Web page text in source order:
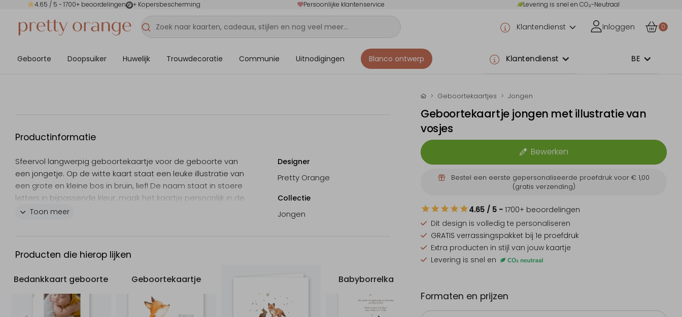
4.65 / 5 - 1700+ beoordelingen + Kopersbescherming Persoonlijke klantenservice Levering is snel en CO₂-Neutraal
Klantendienst Inloggen 0
Geboorte Doopsuiker Huwelijk Trouwdecoratie Communie Uitnodigingen Blanco ontwerp Klantendienst BE
Productinformatie
Sfeervol langwerpig geboortekaartje voor de geboorte van
een jongetje. Op de witte kaart staat een leuke illustratie van
een grote en kleine bos in bruin, lief! De naam staat in stoere
letters in bijpassende kleur, maak het kaartje persoonlijk in de
online editor.
Toon meer
Designer
Pretty Orange
Collectie
Jongen
Producten die hierop lijken
Bedankkaart geboorte Geboortekaartje Babyborrelkaartje
Geboortekaartjes Jongen
Geboortekaartje jongen met illustratie van
vosjes
Bewerken
Bestel een eerste gepersonaliseerde proefdruk voor € 1,00
(gratis verzending)
4.65 / 5 - 1700+ beoordelingen
Dit design is volledig te personaliseren
GRATIS verrassingspakket bij 1e proefdruk
Extra producten in stijl van jouw kaartje
Levering is snel en
Formaten en prijzen